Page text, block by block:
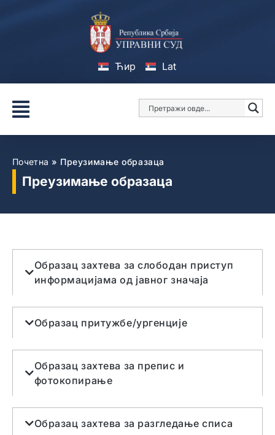
Ћир Lat
Почетна » Преузимање образаца
Преузимање образаца
Образац захтева за слободан приступ
информацијама од јавног значаја
Образац притужбе/ургенције
Образац захтева за препис и
фотокопирање
Образац захтева за разгледање списа